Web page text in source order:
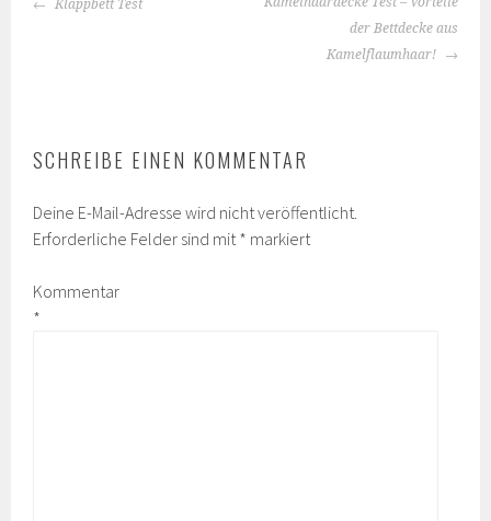
Klappbett Test
der Bettdecke aus
Kamelflaumhaar!
SCHREIBE EINEN KOMMENTAR
Deine E-Mail-Adresse wird nicht veröffentlicht.
Erforderliche Felder sind mit * markiert
Kommentar
*